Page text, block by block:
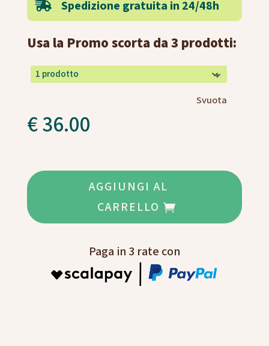
 Spedizione gratuita in 24/48h
Usa la Promo scorta da 3 prodotti:
Svuota
€36.00
AGGIUNGI AL
CARRELLO
Paga in 3 rate con